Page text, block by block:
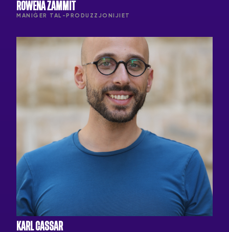
ROWENA ZAMMIT
MANIĠER TAL-PRODUZZJONIJIET
KARL CASSAR